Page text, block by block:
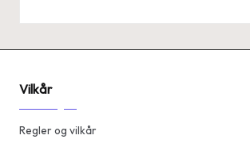
Vilkår
Regler og vilkår